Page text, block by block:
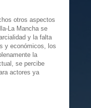
otros aspectos
La Mancha se
y la falta
y económicos, los
la
se percibe
actores ya